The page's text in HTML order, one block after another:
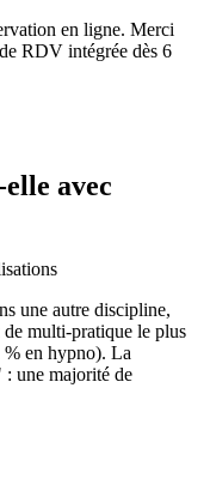
en ligne. Merci
RDV intégrée dès 6
avec
une autre discipline,
multi-pratique le plus
% en hypno). La
une majorité de